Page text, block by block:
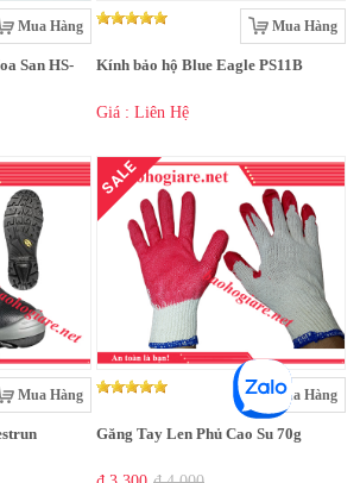
Mua Hàng
San HS-
Mua Hàng
Kính bảo hộ Blue Eagle PS11B
Giá : Liên Hệ
Mua Hàng
SALE
Mua Hàng
Găng Tay Len Phủ Cao Su 70g